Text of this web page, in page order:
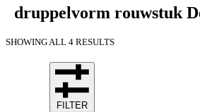
druppelvorm rouwstuk
SHOWING ALL 4 RESULTS
FILTER